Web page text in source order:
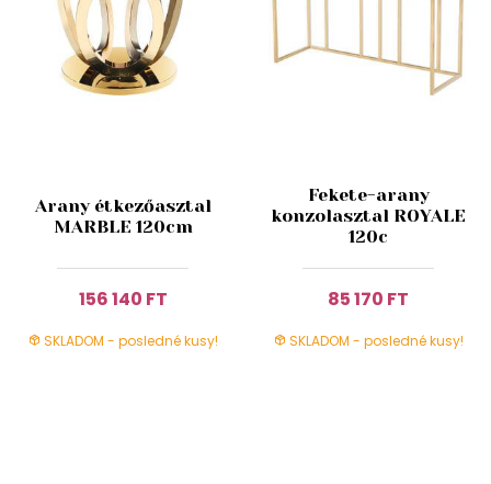
Arany étkezőasztal
MARBLE 120cm
156 140 FT
SKLADOM - posledné kusy!
Fekete-arany
konzolasztal ROYALE
120c
85 170 FT
SKLADOM - posledné kusy!